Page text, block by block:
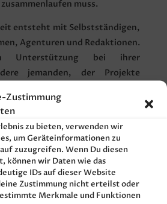
Zustimmung
zu bieten, verwenden wir
um Geräteinformationen zu
zuzugreifen. Wenn Du diesen
können wir Daten wie das
IDs auf dieser Website
Zustimmung nicht erteilst oder
Merkmale und Funktionen
muss.
entsteht mit Selbstständigen,
Agenturen und Redaktionen.
Unterstützung bei ihrer
jemanden, der Projekte
Bereiche häufig ineinander.
auf den Punkt zu bringen.
darf unkompliziert sein und
klar in der Abstimmung,
und menschlich im Ton.
Pressemitteilungen entstehen